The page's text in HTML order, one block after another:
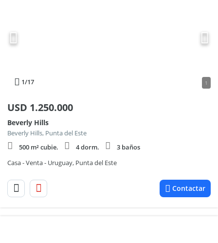
1/17 1
USD 1.250.000
Beverly Hills
Beverly Hills, Punta del Este
500 m² cubie.
4 dorm.
3 baños
Casa - Venta - Uruguay, Punta del Este
Contactar